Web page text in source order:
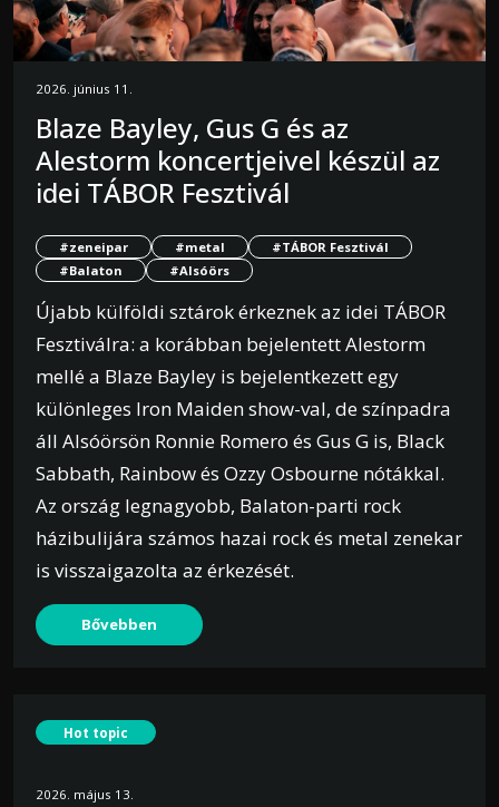
2026. június 11.
Blaze Bayley, Gus G és az
Alestorm koncertjeivel készül az
idei TÁBOR Fesztivál
#zeneipar #metal
#TÁBOR Fesztivál
#Balaton
#Alsóörs
Újabb külföldi sztárok érkeznek az idei TÁBOR
Fesztiválra: a korábban bejelentett Alestorm
mellé a Blaze Bayley is bejelentkezett egy
különleges Iron Maiden show-val, de színpadra
áll Alsóörsön Ronnie Romero és Gus G is, Black
Sabbath, Rainbow és Ozzy Osbourne nótákkal.
Az ország legnagyobb, Balaton-parti rock
házibulijára számos hazai rock és metal zenekar
is visszaigazolta az érkezését.
Bővebben
Hot topic
2026. május 13.